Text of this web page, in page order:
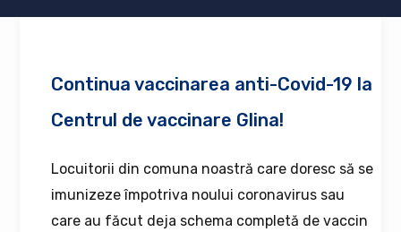
Continua vaccinarea anti-Covid-19 la
Centrul de vaccinare Glina!
Locuitorii din comuna noastră care doresc să se
imunizeze împotriva noului coronavirus sau
care au făcut deja schema completă de vaccin